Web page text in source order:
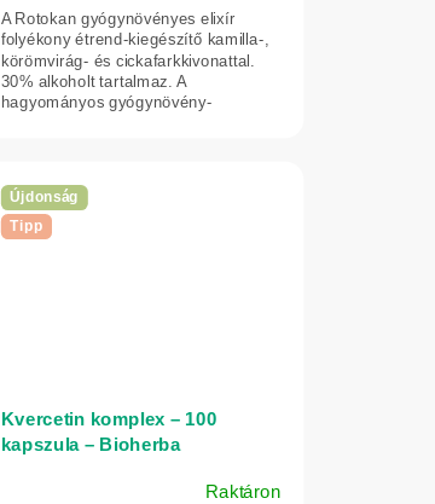
A Rotokan gyógynövényes elixír
folyékony étrend-kiegészítő kamilla-,
körömvirág- és cickafarkkivonattal.
30% alkoholt tartalmaz. A
hagyományos gyógynövény-
Újdonság
Tipp
Kvercetin komplex – 100
kapszula – Bioherba
Raktáron